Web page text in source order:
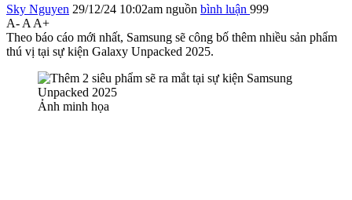
Sky Nguyen 29/12/24 10:02am nguồn bình luận 999
A- A A+
Theo báo cáo mới nhất, Samsung sẽ công bố thêm nhiều sản phẩm
thú vị tại sự kiện Galaxy Unpacked 2025.
Ảnh minh họa